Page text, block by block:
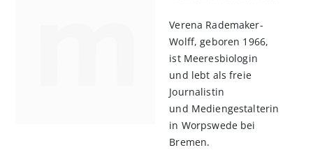
Verena Rademaker-
Wolff, geboren 1966,
ist Meeresbiologin
und lebt als freie
Journalistin
und Mediengestalterin
in Worpswede bei
Bremen.